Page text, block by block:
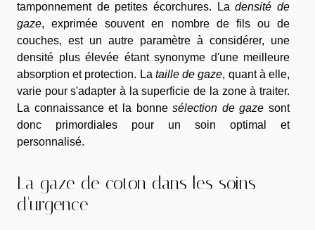
tamponnement de petites écorchures. Ladensité de
gaze, exprimée souvent en nombre de fils ou de
couches, est un autre paramètre à considérer, une
densité plus élevée étant synonyme d'une meilleure
absorption et protection. La taille de gaze, quant à elle,
varie pour s'adapter à la superficie de la zone à traiter.
La connaissance et la bonnesélection de gaze sont
donc primordiales pour un soin optimal et
personnalisé.
La gaze de coton dans les soins
d'urgence